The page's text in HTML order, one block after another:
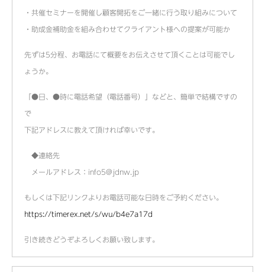
・共催セミナーを開催し顧客開拓をご一緒に行う取り組みについて
・助成金補助金を組み合わせてクライアント様への提案が可能か
先ずは5分程、お電話にて概要をお伝えさせて頂くことは可能でし
ょうか。
「●日、●時に電話希望（電話番号）」などと、簡単で結構ですの
で
下記アドレスに教えて頂ければ幸いです。
◆連絡先
メールアドレス：info5@jdnw.jp
もしくは下記リンクよりお電話可能な日時をご予約ください。
https://timerex.net/s/wu/b4e7a17d
引き続きどうぞよろしくお願い致します。